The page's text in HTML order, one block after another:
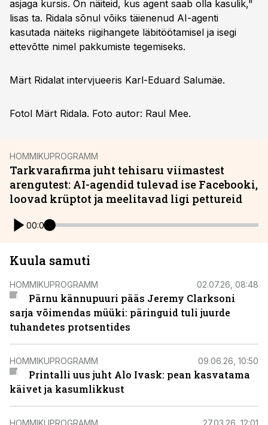
asjaga kursis. On näiteid, kus agent saab olla kasulik,"
lisas ta. Ridala sõnul võiks täienenud AI-agenti
kasutada näiteks riigihangete läbitöötamisel ja isegi
ettevõtte nimel pakkumiste tegemiseks.
Märt Ridalat intervjueeris Karl-Eduard Salumäe.
Fotol Märt Ridala. Foto autor: Raul Mee.
HOMMIKUPROGRAMM
Tarkvarafirma juht tehisaru viimastest
arengutest: AI-agendid tulevad ise Facebooki,
loovad krüptot ja meelitavad ligi pettureid
00:00
Kuula samuti
HOMMIKUPROGRAMM 02.07.26, 08:48
Pärnu kännupuuri pääs Jeremy Clarksoni
sarja võimendas müüki: päringuid tuli juurde
tuhandetes protsentides
HOMMIKUPROGRAMM 09.06.26, 10:50
Printalli uus juht Alo Ivask: pean kasvatama
käivet ja kasumlikkust
HOMMIKUPROGRAMM 27.03.26, 12:01